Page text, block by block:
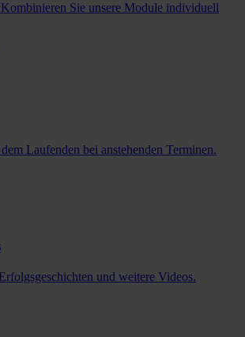
Sie unsere Module individuell
Laufenden bei anstehenden Terminen.
und weitere Videos.